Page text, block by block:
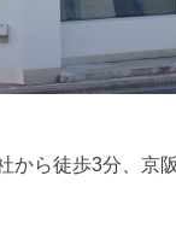
から徒歩3分、京